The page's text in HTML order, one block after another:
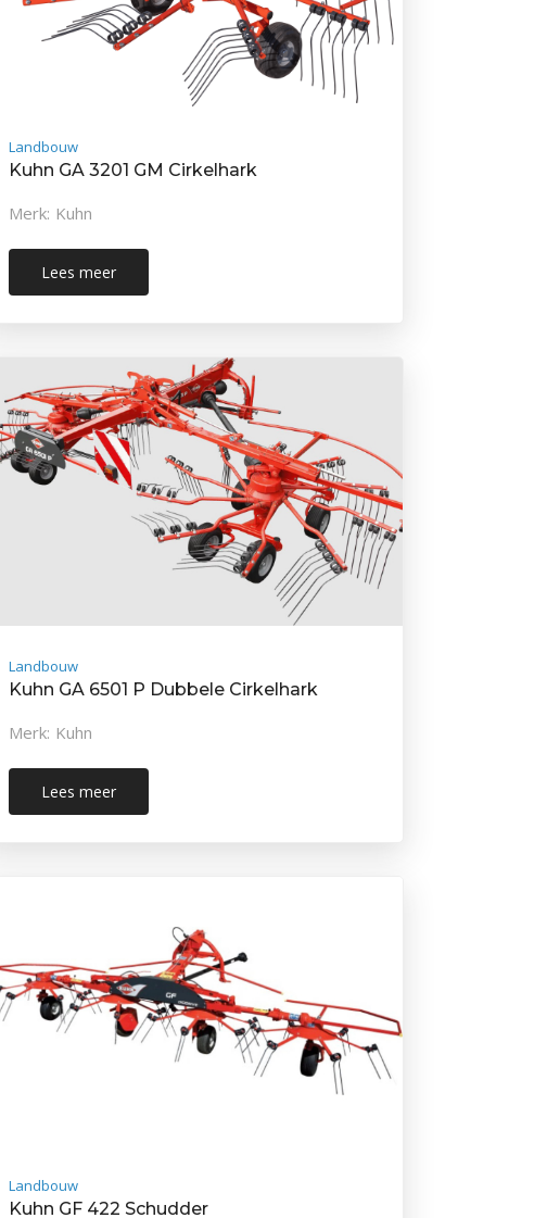
Landbouw
Kuhn GA 3201 GM Cirkelhark
Merk: Kuhn
Lees meer
Landbouw
Kuhn GA 6501 P Dubbele Cirkelhark
Merk: Kuhn
Lees meer
Landbouw
Kuhn GF 422 Schudder